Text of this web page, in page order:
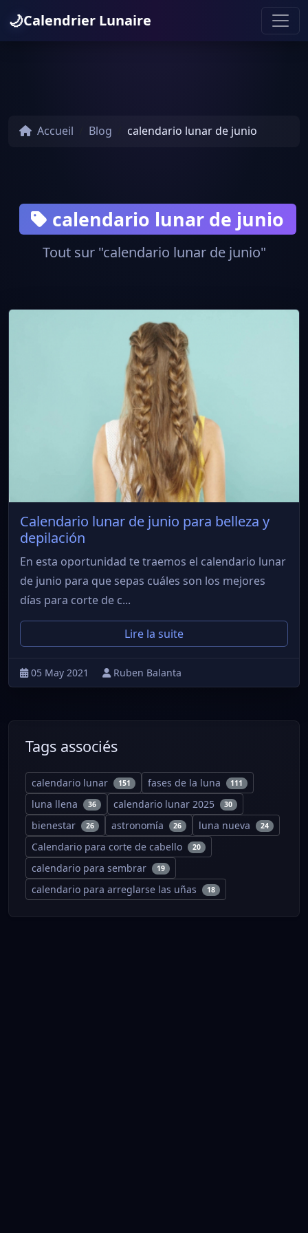
🌙Calendrier Lunaire
Accueil Blog calendario lunar de junio
calendario lunar de junio
Tout sur "calendario lunar de junio"
Calendario lunar de junio para belleza y
depilación
En esta oportunidad te traemos el calendario lunar
de junio para que sepas cuáles son los mejores
días para corte de c...
Lire la suite
05 May 2021 Ruben Balanta
Tags associés
calendario lunar 151 fases de la luna 111
luna llena 36 calendario lunar 2025 30
bienestar 26 astronomía 26 luna nueva 24
Calendario para corte de cabello 20
calendario para sembrar 19
calendario para arreglarse las uñas 18